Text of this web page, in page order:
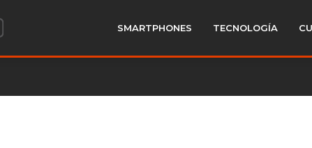
SMARTPHONES TECNOLOGÍA